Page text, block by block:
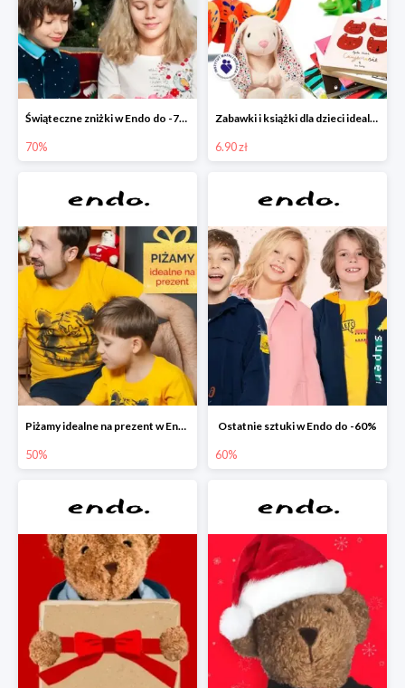
Świąteczne zniżki w Endo do -70%
70%
Zabawki i książki dla dzieci idealne na prezent w Endo od 6,90 zł
6.90 zł
Piżamy idealne na prezent w Endo do -50%
50%
Ostatnie sztuki w Endo do -60%
60%